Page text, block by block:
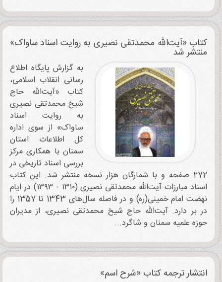
کتاب «آیت‌الله محمدتقی نصیری به روایت اسناد ساواک»
منتشر شد
به گزارش پایگاه اطلاع
رسانی انقلاب اسلامی،
کتاب «آیت‌الله حاج
شیخ محمدتقی نصیری
به روایت اسناد
ساواک» از سوی اداره
کل اطلاعات استان
سمنان با همکاری مرکز
بررسی اسناد تاریخی در
‫272 صفحه و با شمارگان هزار نسخه منتشر شد.‬ این کتاب
اسناد مبارزات آیت‌الله محمدتقی نصیری (‏‫۱۳۱۰ -‏‬ ۱۳۹۳) در ایام
نهضت امام خمینی(ره) و در فاصله سال‌های 1343 تا 1357 را
در بر دارد.‬ آیت‌الله حاج شیخ محمدتقی نصیری، از مدیران
حوزه علمیه سمنان و شاگرد...
انتشار ترجمه کتاب «شرح اسم»